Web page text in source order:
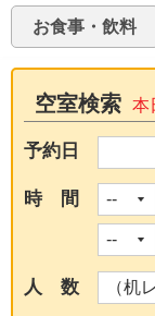
お食事・飲料
空室検索 本
予約日
時 間
人 数